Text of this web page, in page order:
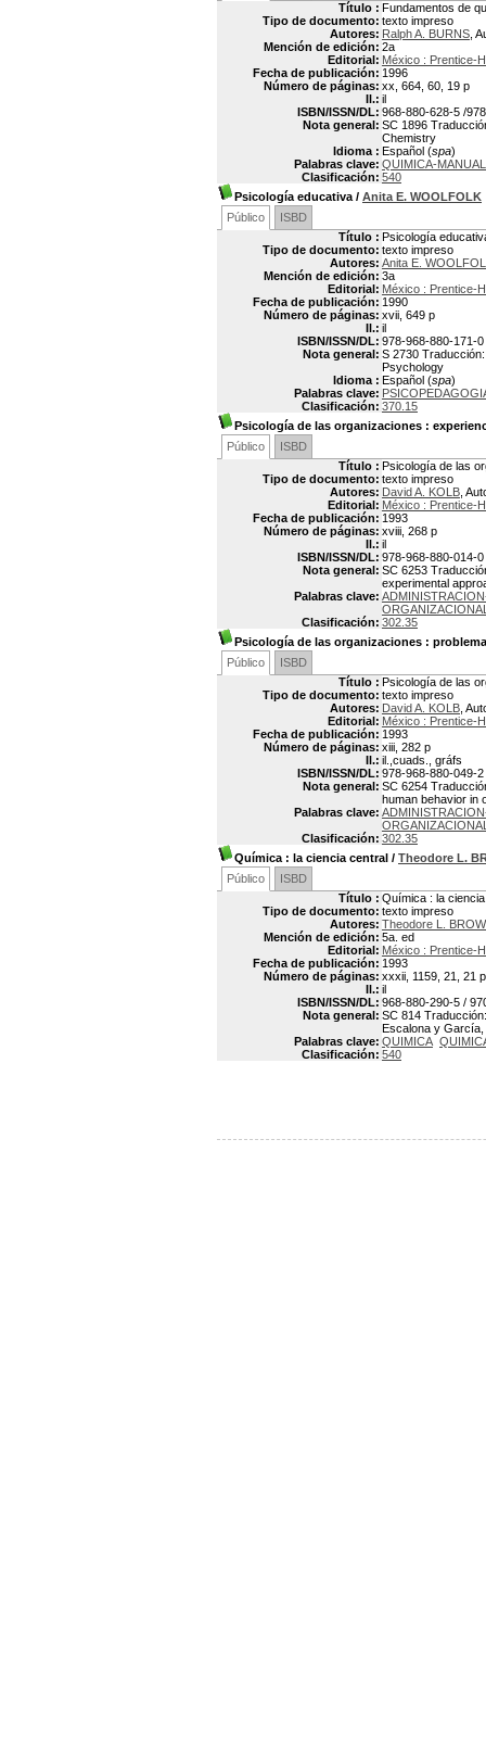
Título : Fundamentos de
Tipo de documento: texto impreso
Autores: Ralph A. BURNS ,
Mención de edición: 2a
Editorial: México : Prentice-
Fecha de publicación: 1996
Número de páginas: xx, 664, 60, 19 p
Il.: il
ISBN/ISSN/DL: 968-880-628-5 /
Nota general: SC 1896
Chemistry
Idioma : Español (spa)
Palabras clave: QUIMICA-
Clasificación: 540
Psicología educativa / Anita E. WOOLFOLK
Público
ISBD
Título : Psicología
Tipo de documento: texto impreso
Autores: Anita E.
Mención de edición: 3a
Editorial: México : Prentice-
Fecha de publicación: 1990
Número de páginas: xvii, 649 p
Il.: il
ISBN/ISSN/DL: 978-968-880-171-0
Nota general: S 2730
Psychology
Idioma : Español (spa)
Palabras clave:
Clasificación: 370.15
Psicología de las organizaciones :
Público
ISBD
Título : Psicología de las
Tipo de documento: texto impreso
Autores: David A. KOLB ,
Editorial: México : Prentice-
Fecha de publicación: 1993
Número de páginas: xviii, 268 p
Il.: il
ISBN/ISSN/DL: 978-968-880-014-0
Nota general: SC 6253
experimental
Palabras clave:
Clasificación: 302.35
Psicología de las organizaciones :
Público
ISBD
Título : Psicología de las
Tipo de documento: texto impreso
Autores: David A. KOLB ,
Editorial: México : Prentice-
Fecha de publicación: 1993
Número de páginas: xiii, 282 p
Il.: il.,cuads., gráfs
ISBN/ISSN/DL: 978-968-880-049-2
Nota general: SC 6254
human behavior in
Palabras clave:
Clasificación: 302.35
Química : la ciencia central / Theodore L.
Público
ISBD
Título : Química : la
Tipo de documento: texto impreso
Autores: Theodore L.
Mención de edición: 5a. ed
Editorial: México : Prentice-
Fecha de publicación: 1993
Número de páginas: xxxii, 1159, 21, 21
Il.: il
ISBN/ISSN/DL: 968-880-290-5 /
Nota general: SC 814
Escalona y García,
Palabras clave: QUIMICA
Clasificación: 540